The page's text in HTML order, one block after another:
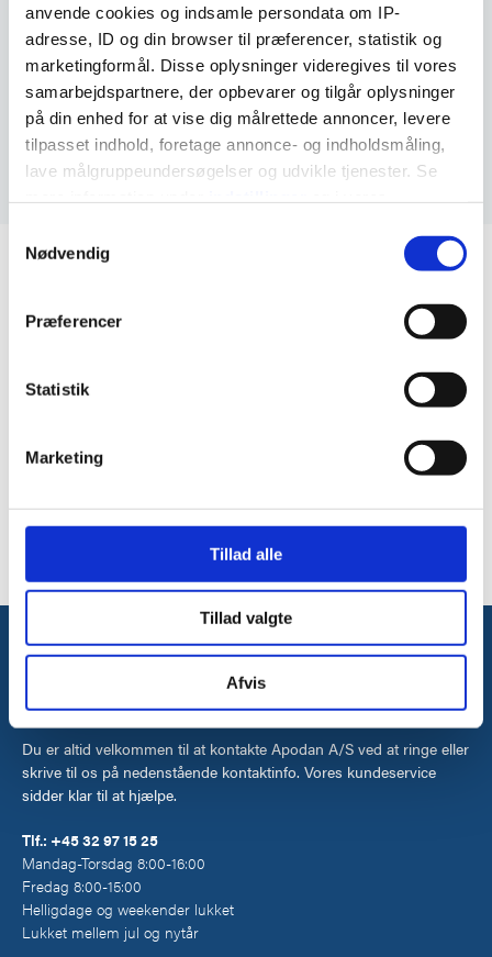
anvende cookies og indsamle persondata om IP-
adresse, ID og din browser til præferencer, statistik og
marketingformål. Disse oplysninger videregives til vores
samarbejdspartnere, der opbevarer og tilgår oplysninger
på din enhed for at vise dig målrettede annoncer, levere
tilpasset indhold, foretage annonce- og indholdsmåling,
lave målgruppeundersøgelser og udvikle tjenester. Se
tilbage eller ændre indstillinger fra vores
"Cookiedeklaration", eller ved at trykke på "Privacy
Indsamle præcise oplysninger om din placering, der
dens unikke karakteristika (fingerprinting)
annoncer, til at vise dig funktioner til sociale medier og til
at analysere vores trafik. Vi deler også oplysninger om
din brug af vores hjemmeside med vores partnere inden
for sociale medier, annonceringspartnere og
de har indsamlet fra din brug af deres tjenester.
Nødvendig
Præferencer
Statistik
Marketing
Tillad alle
Tillad valgte
Afvis
Indsigt
Downloads
Vare
Antal pr.
Har du spørgsmål?
Kontakt os allerede i dag
Du er altid velkommen til at kontakte Apodan A/S ved at ringe eller
skrive til os på nedenstående kontaktinfo. Vores kundeservice
sidder klar til at hjælpe.
Tlf.: +45 32 97 15 25
Mandag-Torsdag 8:00-16:00
Fredag 8:00-15:00
Helligdage og weekender lukket
Lukket mellem jul og nytår